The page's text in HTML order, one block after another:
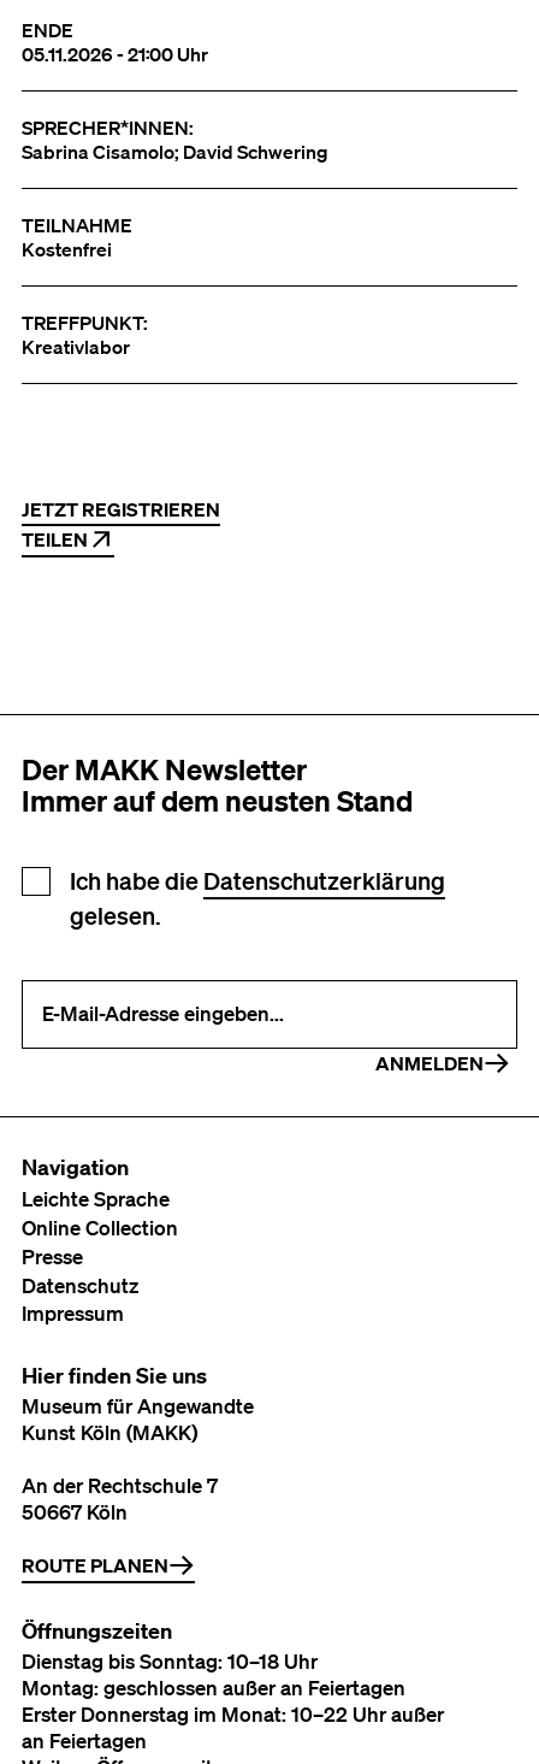
ENDE
05.11.2026 - 21:00 Uhr
SPRECHER*INNEN:
Sabrina Cisamolo; David Schwering
TEILNAHME
Kostenfrei
TREFFPUNKT:
Kreativlabor
JETZT REGISTRIEREN
TEILEN
Der MAKK Newsletter
Immer auf dem neusten Stand
Newsletter Anmeldung
Ich habe die Datenschutzerklärung
gelesen.
ANMELDEN
Navigation
Leichte Sprache
Online Collection
Presse
Datenschutz
Impressum
Hier finden Sie uns
Museum für Angewandte
Kunst Köln (MAKK)
An der Rechtschule 7
50667 Köln
ROUTE PLANEN
Öffnungszeiten
Dienstag bis Sonntag: 10–18 Uhr
Montag: geschlossen außer an Feiertagen
Erster Donnerstag im Monat: 10–22 Uhr außer
an Feiertagen